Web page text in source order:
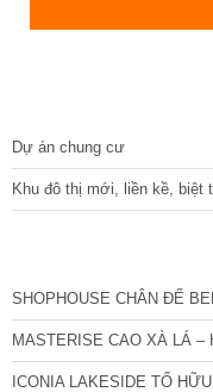
Dự án chung cư
Khu đô thị mới, liền kề, biệt
SHOPHOUSE CHÂN ĐẾ
MASTERISE CAO XÀ LÁ –
ICONIA LAKESIDE TỐ